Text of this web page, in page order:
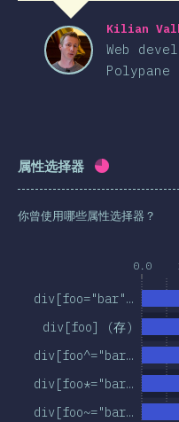
Kilian
Web
Polypane
属性选择器 完成率:
你曾使用哪些属性选择器？
0.0
div[foo~="bar…
div[foo*="bar…
div[foo^="bar…
div[foo] (存)
div[foo="bar"…